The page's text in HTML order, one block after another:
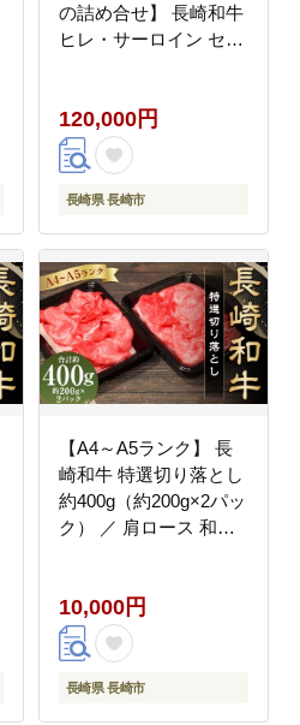
の詰め合せ】 長崎和牛
ヒレ・サーロイン セッ
せ 詰合せ
120,000円
長崎県 長崎市
【A4～A5ランク】 長
崎和牛 特選切り落とし
約400g（約200g×2パッ
ク） ／ 肩ロース 和牛
ック 冷凍 長崎県 長崎
市 meat shop FUKU
10,000円
長崎県 長崎市